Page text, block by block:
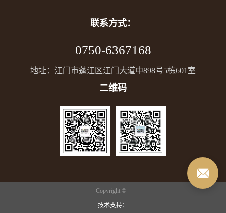
联系方式：
0750-6367168
地址：江门市蓬江区江门大道中898号5栋601室
二维码
Copyright ©
技术支持：